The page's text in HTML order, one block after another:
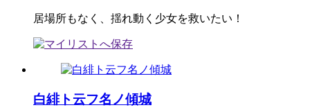
居場所もなく、揺れ動く少女を救いたい！
白緋ト云フ名ノ傾城